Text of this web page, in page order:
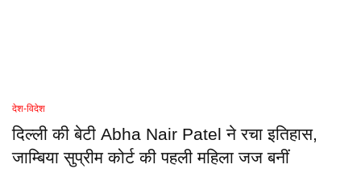
देश-विदेश
दिल्ली की बेटी Abha Nair Patel ने रचा इतिहास,
जाम्बिया सुप्रीम कोर्ट की पहली महिला जज बनीं